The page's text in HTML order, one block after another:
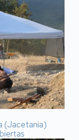
(Jacetania)